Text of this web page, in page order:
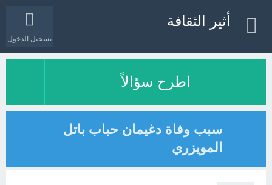
تسجيل الدخول
أثير الثقافة
اطرح سؤالاً
سبب وفاة دغيمان حباب باتل
المويزري